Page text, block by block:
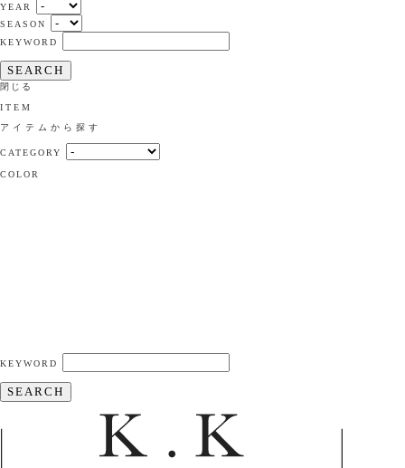
YEAR
SEASON
KEYWORD
SEARCH
閉じる
ITEM
アイテムから探す
CATEGORY
COLOR
KEYWORD
SEARCH